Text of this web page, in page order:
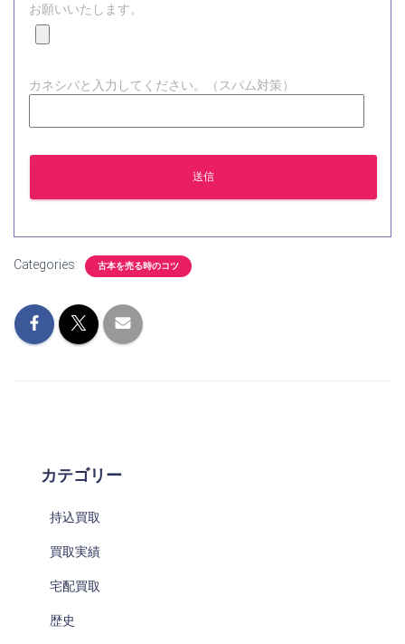
お願いいたします。
カネシバと入力してください。（スパム対策）
Categories: 古本を売る時のコツ
カテゴリー
持込買取
買取実績
宅配買取
歴史